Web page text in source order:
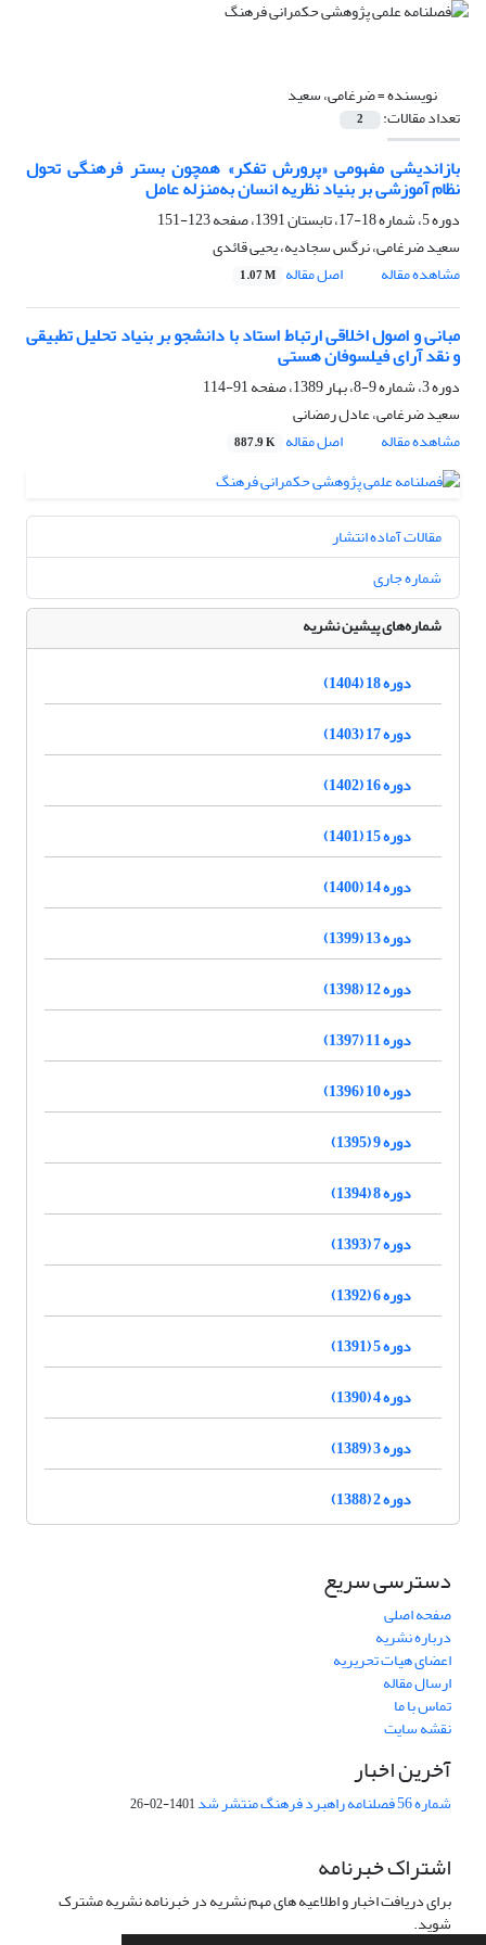
نویسنده =ضرغامی، سعید
تعداد مقالات: 2
بازاندیشی مفهومی «پرورش تفکر» همچون بستر فرهنگی تحول
نظام آموزشی بر بنیاد نظریه انسان به‌منزله عامل
دوره 5، شماره 18-17، تابستان 1391، صفحه
123-151
سعید ضرغامی، نرگس سجادیه، یحیی قائدی
مشاهده مقاله
اصل مقاله 1.07 M
مبانی و اصول اخلاقی ارتباط استاد با دانشجو بر بنیاد تحلیل تطبیقی
و نقد آرای فیلسوفان هستی
دوره 3، شماره 9-8، بهار 1389، صفحه
91-114
سعید ضرغامی، عادل رمضانی
مشاهده مقاله
اصل مقاله 887.9 K
مقالات آماده انتشار
شماره جاری
شماره‌های پیشین نشریه
دوره 18 (1404)
دوره 17 (1403)
دوره 16 (1402)
دوره 15 (1401)
دوره 14 (1400)
دوره 13 (1399)
دوره 12 (1398)
دوره 11 (1397)
دوره 10 (1396)
دوره 9 (1395)
دوره 8 (1394)
دوره 7 (1393)
دوره 6 (1392)
دوره 5 (1391)
دوره 4 (1390)
دوره 3 (1389)
دوره 2 (1388)
دسترسی سریع
صفحه اصلی
درباره نشریه
اعضای هیات تحریریه
ارسال مقاله
تماس با ما
نقشه سایت
آخرین اخبار
شماره 56 فصلنامه راهبرد فرهنگ منتشر شد 1401-02-26
اشتراک خبرنامه
برای دریافت اخبار و اطلاعیه های مهم نشریه در خبرنامه نشریه مشترک
شوید.